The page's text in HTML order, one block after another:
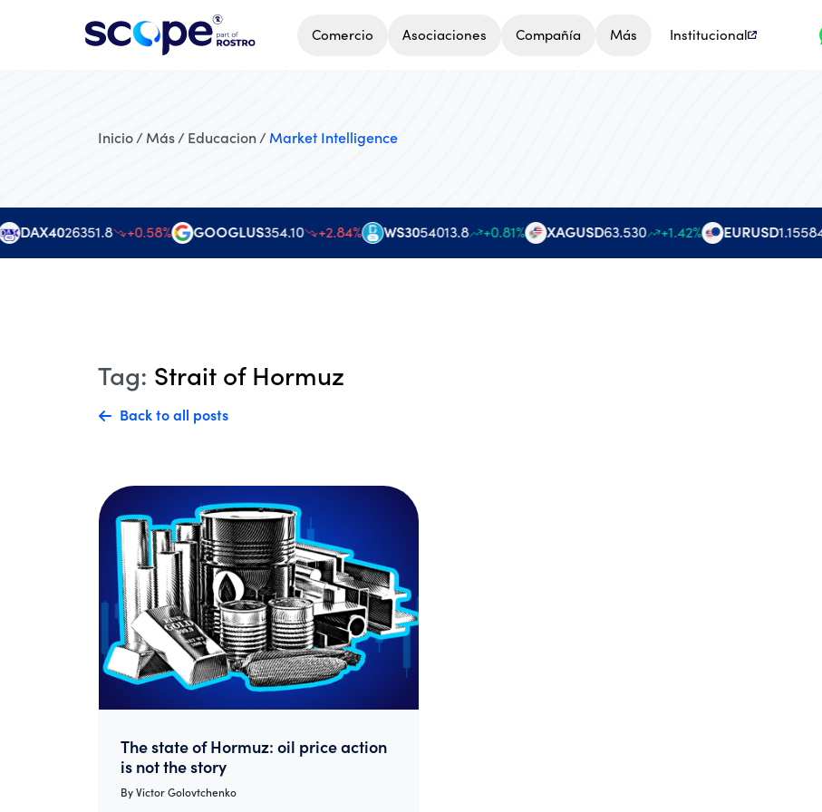
Comercio Asociaciones Compañía Más Institucional
Inicio / Más / Educacion / Market Intelligence
DAX4026351.8 +0.58% GOOGLUS354.10 +2.84% WS3054013.8 +0.81% XAGUSD63.530 +1.42% EURUSD1.15584
Tag: Strait of Hormuz
Back to all posts
The state of Hormuz: oil price action
is not the story
By Victor Golovtchenko